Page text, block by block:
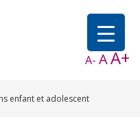
A- AA+
enfant et adolescent